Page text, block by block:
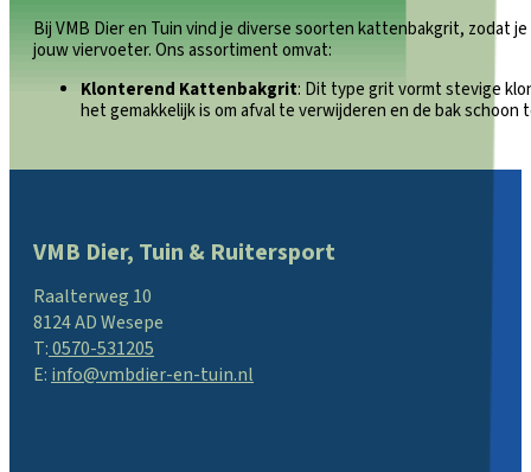
Bij VMB Dier en Tuin vind je diverse soorten kattenbakgrit, zodat
jouw viervoeter. Ons assortiment omvat:
Klonterend Kattenbakgrit: Dit type grit vormt stevige
het gemakkelijk is om afval te verwijderen en de bak schoon
VMB Dier, Tuin & Ruitersport
Raalterweg 10
8124 AD Wesepe
T:0570-531205
E:info@vmbdier-en-tuin.nl